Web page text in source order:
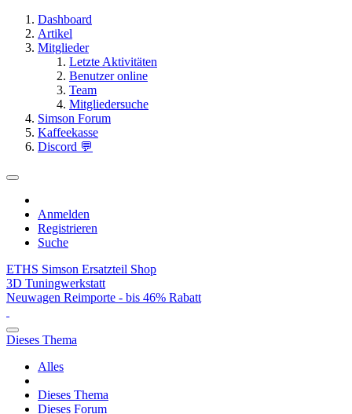
Dashboard
Artikel
Mitglieder
Letzte Aktivitäten
Benutzer online
Team
Mitgliedersuche
Simson Forum
Kaffeekasse
Discord 💬
Anmelden
Registrieren
Suche
ETHS Simson Ersatzteil Shop
3D Tuningwerkstatt
Neuwagen Reimporte - bis 46% Rabatt
Dieses Thema
Alles
Dieses Thema
Dieses Forum